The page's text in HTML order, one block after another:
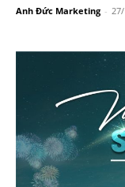
Anh Đức Marketing -